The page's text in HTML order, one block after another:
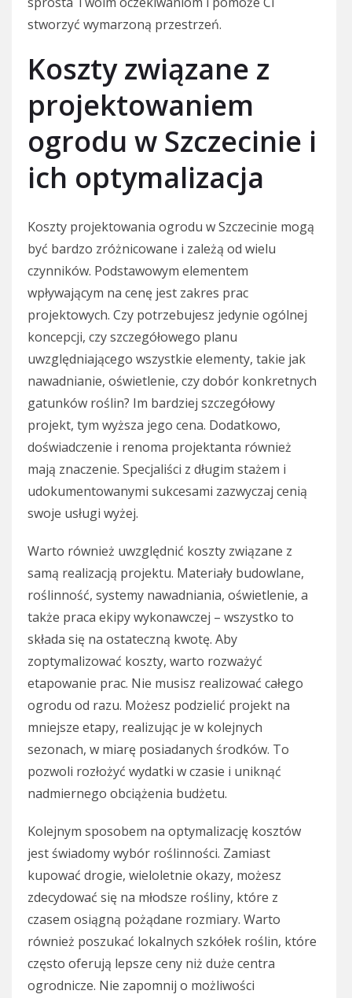
stworzyć wymarzoną przestrzeń.
Koszty związane z
projektowaniem
ogrodu w Szczecinie i
ich optymalizacja
Koszty projektowania ogrodu w Szczecinie mogą
być bardzo zróżnicowane i zależą od wielu
czynników. Podstawowym elementem
wpływającym na cenę jest zakres prac
projektowych. Czy potrzebujesz jedynie ogólnej
koncepcji, czy szczegółowego planu
uwzględniającego wszystkie elementy, takie jak
nawadnianie, oświetlenie, czy dobór konkretnych
gatunków roślin? Im bardziej szczegółowy
projekt, tym wyższa jego cena. Dodatkowo,
doświadczenie i renoma projektanta również
mają znaczenie. Specjaliści z długim stażem i
udokumentowanymi sukcesami zazwyczaj cenią
swoje usługi wyżej.
Warto również uwzględnić koszty związane z
samą realizacją projektu. Materiały budowlane,
roślinność, systemy nawadniania, oświetlenie, a
także praca ekipy wykonawczej – wszystko to
składa się na ostateczną kwotę. Aby
zoptymalizować koszty, warto rozważyć
etapowanie prac. Nie musisz realizować całego
ogrodu od razu. Możesz podzielić projekt na
mniejsze etapy, realizując je w kolejnych
sezonach, w miarę posiadanych środków. To
pozwoli rozłożyć wydatki w czasie i uniknąć
nadmiernego obciążenia budżetu.
Kolejnym sposobem na optymalizację kosztów
jest świadomy wybór roślinności. Zamiast
kupować drogie, wieloletnie okazy, możesz
zdecydować się na młodsze rośliny, które z
czasem osiągną pożądane rozmiary. Warto
również poszukać lokalnych szkółek roślin, które
często oferują lepsze ceny niż duże centra
ogrodnicze. Nie zapomnij o możliwości